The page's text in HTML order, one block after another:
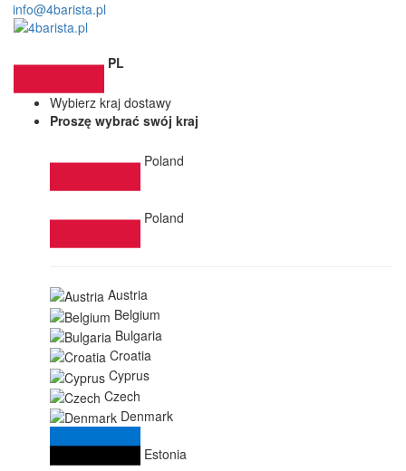
info@4barista.pl
PL
Wybierz kraj dostawy
Proszę wybrać swój kraj
Poland
Poland
Austria
Belgium
Bulgaria
Croatia
Cyprus
Czech
Denmark
Estonia